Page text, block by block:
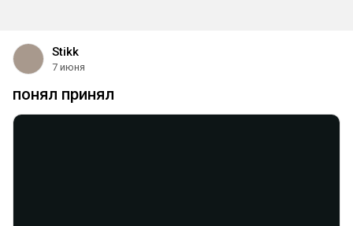
Stikk
7 июня
понял принял